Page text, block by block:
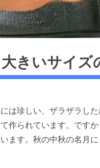
きいサイズ
は珍しい、ザラザラし
作られています。ですか
ます。秋の中秋の名月